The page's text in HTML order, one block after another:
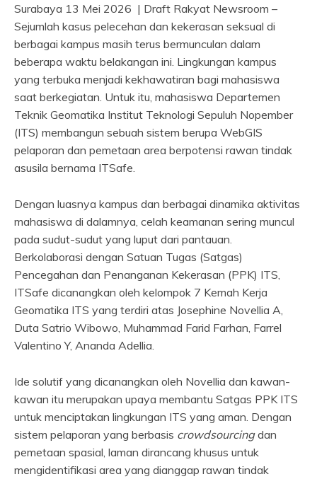
Surabaya 13 Mei 2026 | Draft Rakyat Newsroom –
Sejumlah kasus pelecehan dan kekerasan seksual di
berbagai kampus masih terus bermunculan dalam
beberapa waktu belakangan ini. Lingkungan kampus
yang terbuka menjadi kekhawatiran bagi mahasiswa
saat berkegiatan. Untuk itu, mahasiswa Departemen
Teknik Geomatika Institut Teknologi Sepuluh Nopember
(ITS) membangun sebuah sistem berupa WebGIS
pelaporan dan pemetaan area berpotensi rawan tindak
asusila bernama ITSafe.
Dengan luasnya kampus dan berbagai dinamika aktivitas
mahasiswa di dalamnya, celah keamanan sering muncul
pada sudut-sudut yang luput dari pantauan.
Berkolaborasi dengan Satuan Tugas (Satgas)
Pencegahan dan Penanganan Kekerasan (PPK) ITS,
ITSafe dicanangkan oleh kelompok 7 Kemah Kerja
Geomatika ITS yang terdiri atas Josephine Novellia A,
Duta Satrio Wibowo, Muhammad Farid Farhan, Farrel
Valentino Y, Ananda Adellia.
Ide solutif yang dicanangkan oleh Novellia dan kawan-
kawan itu merupakan upaya membantu Satgas PPK ITS
untuk menciptakan lingkungan ITS yang aman. Dengan
sistem pelaporan yang berbasis crowdsourcingdan
pemetaan spasial, laman dirancang khusus untuk
mengidentifikasi area yang dianggap rawan tindak